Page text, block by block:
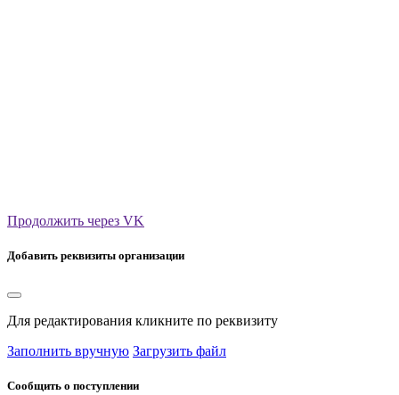
Продолжить через VK
Добавить реквизиты организации
Для редактирования кликните по реквизиту
Заполнить вручную Загрузить файл
Сообщить о поступлении